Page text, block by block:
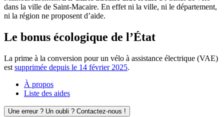
dans la ville de Saint-Macaire. En effet ni la ville, ni le département,
ni la région ne proposent d’aide.
Le bonus écologique de l’État
La prime à la conversion pour un vélo à assistance électrique (VAE)
est supprimée depuis le 14 février 2025.
À propos
Liste des aides
Une erreur ? Un oubli ? Contactez-nous !